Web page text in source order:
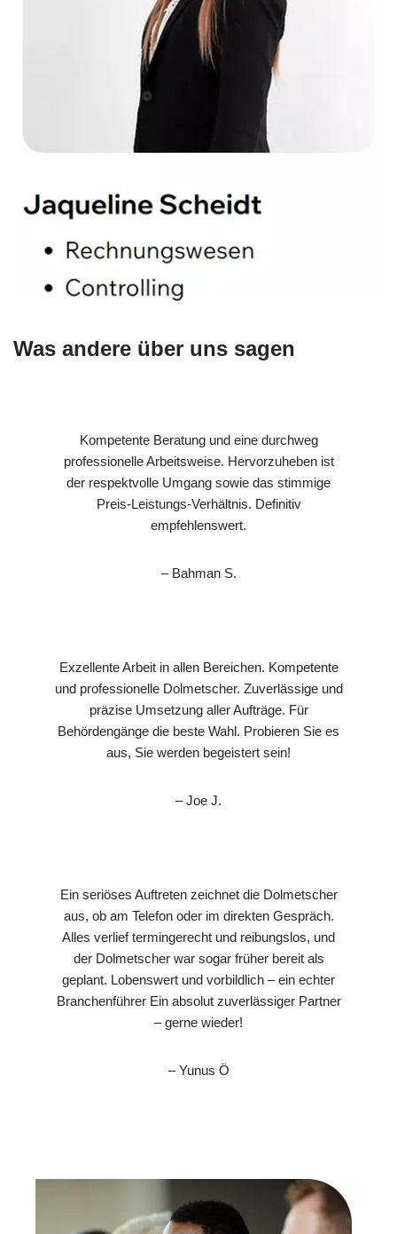
Was andere über uns sagen
Kompetente Beratung und eine durchweg
professionelle Arbeitsweise. Hervorzuheben ist
der respektvolle Umgang sowie das stimmige
Preis-Leistungs-Verhältnis. Definitiv
empfehlenswert.
– Bahman S.
Exzellente Arbeit in allen Bereichen. Kompetente
und professionelle Dolmetscher. Zuverlässige und
präzise Umsetzung aller Aufträge. Für
Behördengänge die beste Wahl. Probieren Sie es
aus, Sie werden begeistert sein!
– Joe J.
Ein seriöses Auftreten zeichnet die Dolmetscher
aus, ob am Telefon oder im direkten Gespräch.
Alles verlief termingerecht und reibungslos, und
der Dolmetscher war sogar früher bereit als
geplant. Lobenswert und vorbildlich – ein echter
Branchenführer Ein absolut zuverlässiger Partner
– gerne wieder!
– Yunus Ö